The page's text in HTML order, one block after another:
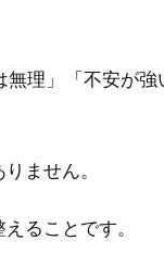
無理」「不安が
ません。
ることです。